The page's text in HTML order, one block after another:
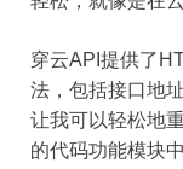
穿云API提供了
法，包括接口地
让我可以轻松地
的代码功能模块